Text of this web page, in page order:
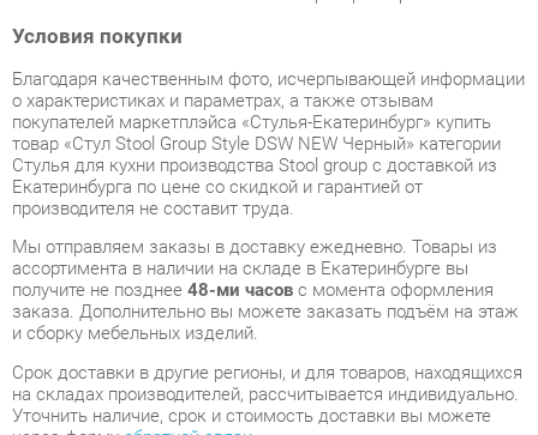
покупателей маркетплэйса «Стулья-Екатеринбург» купить
товар «Стул Stool Group Style DSW NEW Черный» категории
Стулья для кухни производства Stool group с доставкой из
Екатеринбурга по цене со скидкой и гарантией от
производителя не составит труда.
Мы отправляем заказы в доставку ежедневно. Товары из
ассортимента в наличии на складе в Екатеринбурге вы
получите не позднее48-ми часовс момента оформления
заказа. Дополнительно вы можете заказать подъём на этаж
и сборку мебельных изделий.
Срок доставки в другие регионы, и для товаров, находящихся
на складах производителей, рассчитывается индивидуально.
Уточнить наличие, срок и стоимость доставки вы можете
через формуобратной связи.
В любой момент до передачи заказа в доставку, а также в
течение 7-ми дней после получения заказа вы можете
изменить выборили принять решение об отказе от покупки.
Несмотря на качественную упаковку, стулья для кухни могут